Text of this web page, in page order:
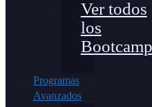
Ver todos
los
Programas
Avanzados